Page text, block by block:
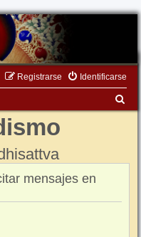
Identificarse
Registrarse
mensajes en